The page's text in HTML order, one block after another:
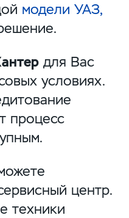
модели УАЗ,
для Вас
условиях.
процесс
центр.
техники